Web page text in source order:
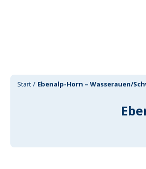
Start Ebenalp-Horn – Wasserauen/